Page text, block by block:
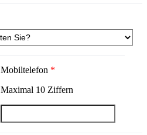
Mobiltelefon *
Maximal 10Ziffern